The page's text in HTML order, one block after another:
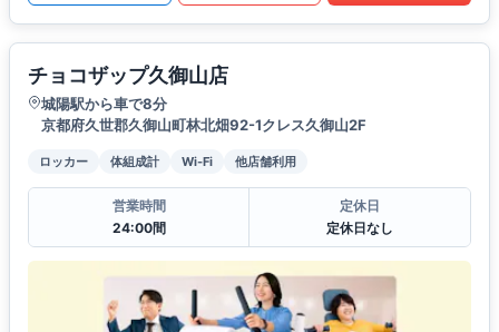
チョコザップ久御山店
城陽駅から車で8分
京都府久世郡久御山町林北畑92-1クレス久御山2F
ロッカー 体組成計 Wi-Fi 他店舗利用
営業時間
24:00間
定休日
定休日なし